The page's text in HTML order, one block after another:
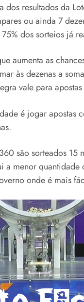
dos resultados da
ou ainda 7
dos sorteios já
aumenta as
às dezenas a
vale para
é jogar apostas
são sorteados 15
a menor
onde é mais